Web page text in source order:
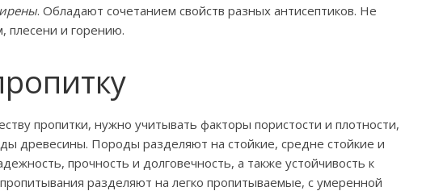
. Обладают сочетанием свойств разных антисептиков. Не
плесени и горению.
пропитки, нужно учитывать факторы пористости и плотности,
древесины. Породы разделяют на стойкие, средне стойкие и
прочность и долговечность, а также устойчивость к
разделяют на легко пропитываемые, с умеренной